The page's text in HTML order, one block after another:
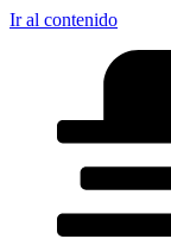
Ir al contenido